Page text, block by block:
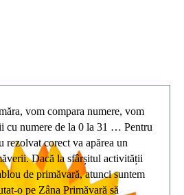
vom compara numere, vom
cu numere de la 0 la 31 … Pentru
rezolvat corect va apărea un
Dacă la sfârșitul activității
de primăvară, atunci suntem
o pe Zâna Primăvară să